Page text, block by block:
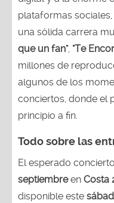
plataformas
una sólida carrera
que un fan", "Te
millones de
algunos de los
conciertos, donde el
principio a fin.
Todo sobre las
El esperado
septiembreen Costa
disponible este